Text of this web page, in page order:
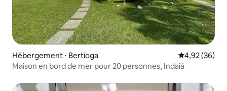
Hébergement ⋅ Bertioga Évaluation
4,92 (36)
Maison en bord de mer pour 20 personnes, Indaiá